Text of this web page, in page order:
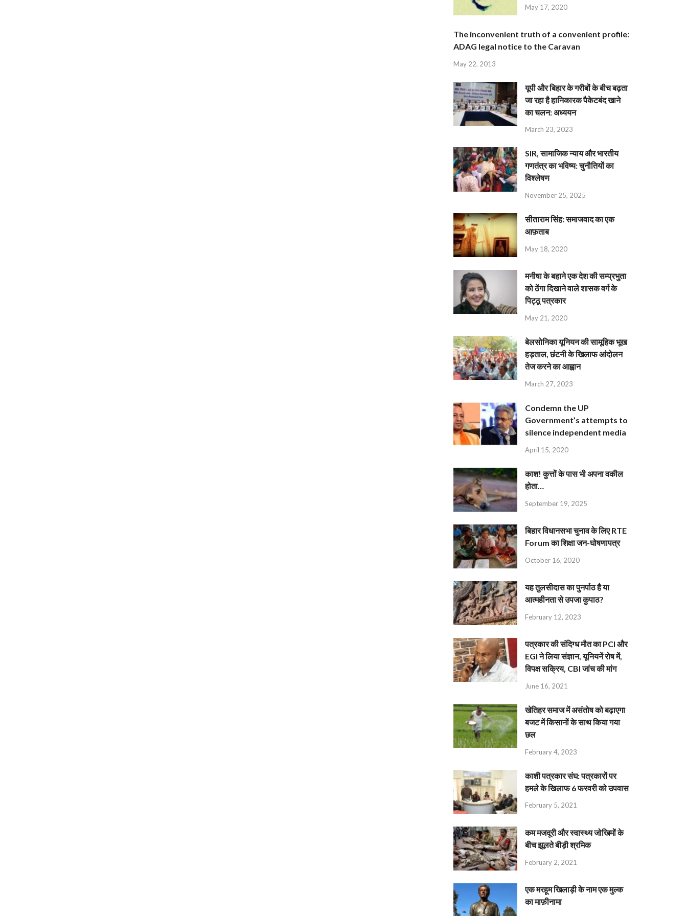
May 17, 2020
The inconvenient truth of a convenient profile:
ADAG legal notice to the Caravan
May 22, 2013
यूपी और बिहार के गरीबों के बीच बढ़ता
जा रहा है हानिकारक पैकेटबंद खाने
का चलन: अध्ययन
March 23, 2023
SIR, सामाजिक न्याय और भारतीय
गणतंत्र का भविष्य: चुनौतियों का
विश्लेषण
November 25, 2025
सीताराम सिंह: समाजवाद का एक
आफ़ताब
May 18, 2020
मनीषा के बहाने एक देश की सम्प्रभुता
को ठेंगा दिखाने वाले शासक वर्ग के
पिट्ठू पत्रकार
May 21, 2020
बेलसोनिका यूनियन की सामूहिक भूख
हड़ताल, छंटनी के खिलाफ आंदोलन
तेज करने का आह्वान
March 27, 2023
Condemn the UP
Government’s attempts to
silence independent media
April 15, 2020
काश! कुत्तों के पास भी अपना वकील
होता…
September 19, 2025
बिहार विधानसभा चुनाव के लिए RTE
Forum का शिक्षा जन-घोषणापत्र
October 16, 2020
यह तुलसीदास का पुनर्पाठ है या
आत्महीनता से उपजा कुपाठ?
February 12, 2023
पत्रकार की संदिग्ध मौत का PCI और
EGI ने लिया संज्ञान, यूनियनें रोष में,
विपक्ष सक्रिय, CBI जांच की मांग
June 16, 2021
खेतिहर समाज में असंतोष को बढ़ाएगा
बजट में किसानों के साथ किया गया
छल
February 4, 2023
काशी पत्रकार संघ: पत्रकारों पर
हमले के खिलाफ 6 फरवरी को उपवास
February 5, 2021
कम मजदूरी और स्वास्थ्य जोखिमों के
बीच झूलते बीड़ी श्रमिक
February 2, 2021
एक मरहूम खिलाड़ी के नाम एक मुल्क
का माफ़ीनामा